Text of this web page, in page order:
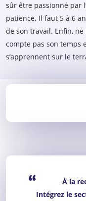
sûr être passionné par
patience. Il faut 5 à 6
de son travail. Enfin, ne
compte pas son temps
s’apprennent sur le
“
À la
Intégrez le